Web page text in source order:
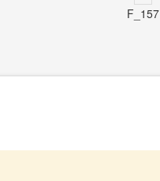
F_157